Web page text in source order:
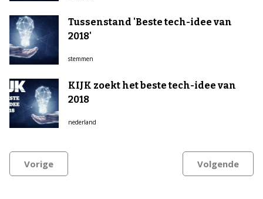
Tussenstand 'Beste tech-idee van
2018'
stemmen
KIJK zoekt het beste tech-idee van
2018
nederland
Vorige Volgende